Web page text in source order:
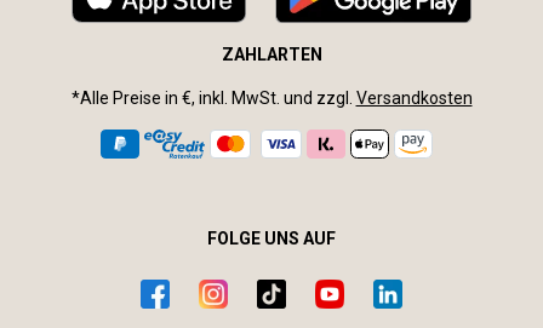
ZAHLARTEN
*Alle Preise in €, inkl. MwSt. und zzgl. Versandkosten
FOLGE UNS AUF